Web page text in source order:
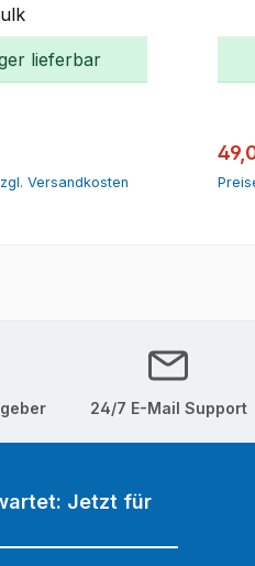
lieferbar
Versandkosten
24/7 E-Mail Support
Jetzt für